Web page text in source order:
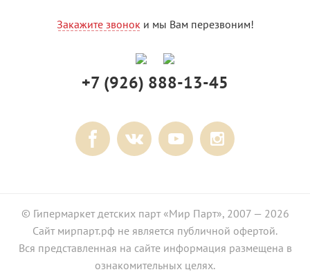
Закажите звоноки мы Вам перезвоним!
+7 (926) 888-13-45
© Гипермаркет детских парт «Мир Парт», 2007 — 2026
Сайт мирпарт.рф не является публичной офертой.
Вся представленная на сайте информация размещена в
ознакомительных целях.